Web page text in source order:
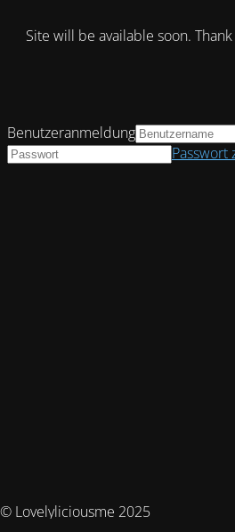
Site will be available soon.
© Lovelyliciousme 2025
Benutzeranmeldung
Passwort